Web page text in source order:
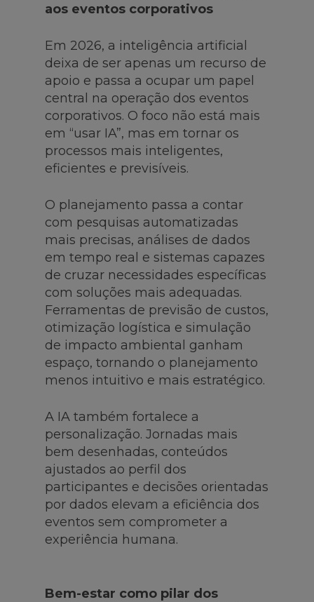
aos eventos corporativos
Em 2026, a inteligência artificial
deixa de ser apenas um recurso de
apoio e passa a ocupar um papel
central na operação dos eventos
corporativos. O foco não está mais
em “usar IA”, mas em tornar os
processos mais inteligentes,
eficientes e previsíveis.
O planejamento passa a contar
com pesquisas automatizadas
mais precisas, análises de dados
em tempo real e sistemas capazes
de cruzar necessidades específicas
com soluções mais adequadas.
Ferramentas de previsão de custos,
otimização logística e simulação
de impacto ambiental ganham
espaço, tornando o planejamento
menos intuitivo e mais estratégico.
A IA também fortalece a
personalização. Jornadas mais
bem desenhadas, conteúdos
ajustados ao perfil dos
participantes e decisões orientadas
por dados elevam a eficiência dos
eventos sem comprometer a
experiência humana.
Bem-estar como pilar dos